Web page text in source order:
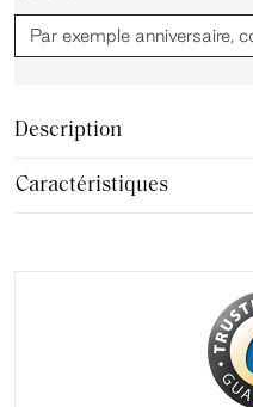
Description
Caractéristiques